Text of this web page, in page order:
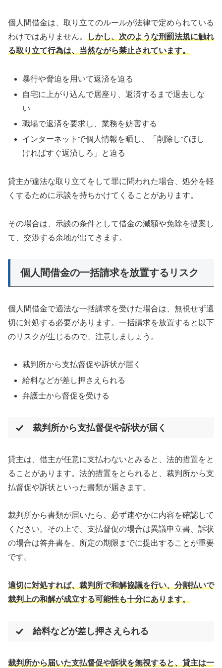
個人間借金は、取り立てのルールが法律で定められている
わけではありません。
しかし、次のような刑罰法規に触れ
る取り立て行為は、当然ながら禁止されています。
暴行や脅迫を用いて返済を迫る
自宅に上がり込んで居座り、返済するまで退去しな
い
職場で返済を要求し、業務を妨害する
インターネットで個人情報を晒し、「削除してほし
ければすぐ返済しろ」と迫る
貸主が違法な取り立てをして罪に問われた場合、処分を軽
くするために示談を持ちかけてくることがあります。
その場合は、示談の条件として借金の減額や免除を提案し
て、交渉する余地が出てきます。
個人間借金の一括請求を放置するリスク
個人間借金で適法な一括請求を受けた場合は、無視せず適
切に対処する必要があります。一括請求を放置すると以下
のリスクが生じるので、注意しましょう。
裁判所から支払督促や訴状が届く
給料などが差し押さえられる
弁護士から督促を受ける
裁判所から支払督促や訴状が届く
貸主は、借主が任意に支払わないとみると、法的措置をと
ることがあります。法的措置をとられると、裁判所から支
払督促や訴状といった書類が届きます。
裁判所から書類が届いたら、必ず速やかに内容を確認して
ください。その上で、支払督促の場合は異議申立書、訴状
の場合は答弁書を、所定の期限までに提出することが重要
です。
適切に対処すれば、裁判所で和解協議を行い、分割払いで
裁判上の和解が成立する可能性も十分にあります。
給料などが差し押さえられる
裁判所から届いた支払督促や訴状を無視すると、貸主は一